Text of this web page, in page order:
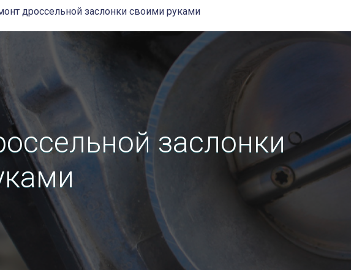
дроссельной заслонки своими руками
заслонки